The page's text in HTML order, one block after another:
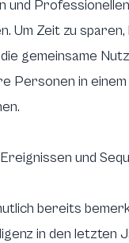
und
Um Zeit zu sparen,
gemeinsame
Personen in einem
und
bereits
in den letzten